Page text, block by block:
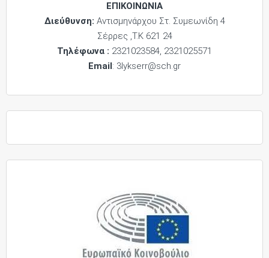
ΕΠΙΚΟΙΝΩΝΙΑ
Διεύθυνση: Αντισμηνάρχου Στ. Συμεωνίδη 4
Σέρρες ,Τ.Κ 621 24
Τηλέφωνα : 2321023584, 2321025571
Email : 3lykserr@sch.gr